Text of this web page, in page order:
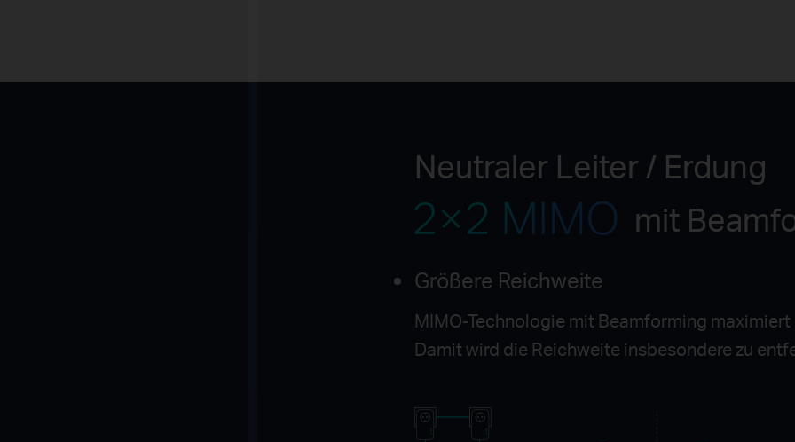
Neutraler Leiter / Erdung
mit
Größere Reichweite
MIMO-Technologie mit Beamforming
Damit wird die Reichweite insbesondere zu